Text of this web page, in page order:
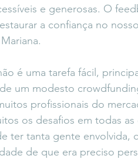
e generosas. O
a confiança no
é uma tarefa fácil,
um modesto
profissionais do
os desafios em todas as
ter tanta gente envolvida,
de que era preciso